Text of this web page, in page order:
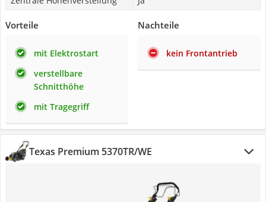
Vorteile
mit Elektrostart
verstellbare
Schnitthöhe
mit Tragegriff
Nachteile
kein Frontantrieb
Texas Premium 5370TR/WE